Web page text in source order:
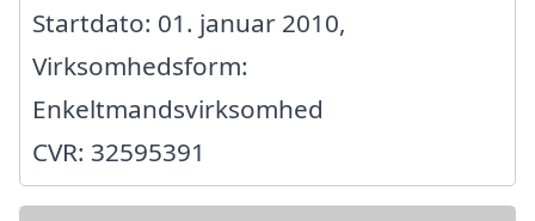
Startdato: 01. januar 2010,
Virksomhedsform:
Enkeltmandsvirksomhed
CVR: 32595391